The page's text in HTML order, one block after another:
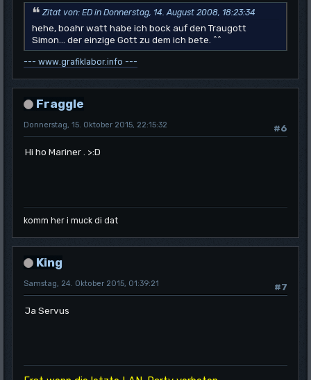
Zitat von: ED in Donnerstag, 14. August 2008, 18:23:34
hehe, boahr watt habe ich bock auf den Traugott
Simon... der einzige Gott zu dem ich bete. ^^
--- www.grafiklabor.info ---
Fraggle
#6
Donnerstag, 15. Oktober 2015, 22:15:32
Hi ho Mariner . >:D
komm her i muck di dat
King
#7
Samstag, 24. Oktober 2015, 01:39:21
Ja Servus